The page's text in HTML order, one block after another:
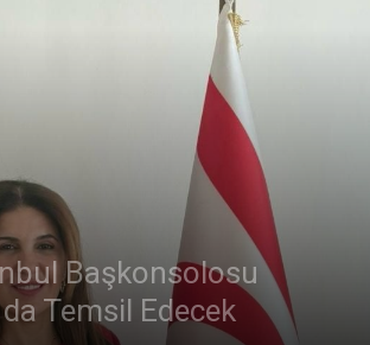
Odası
Başkonsolosu
da Temsil Edecek